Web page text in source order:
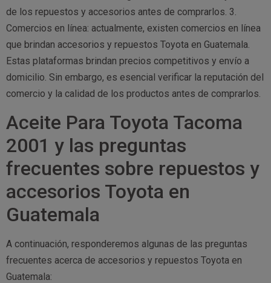
de los repuestos y accesorios antes de comprarlos. 3.
Comercios en línea: actualmente, existen comercios en línea
que brindan accesorios y repuestos Toyota en Guatemala.
Estas plataformas brindan precios competitivos y envío a
domicilio. Sin embargo, es esencial verificar la reputación del
comercio y la calidad de los productos antes de comprarlos.
Aceite Para Toyota Tacoma
2001 y las preguntas
frecuentes sobre repuestos y
accesorios Toyota en
Guatemala
A continuación, responderemos algunas de las preguntas
frecuentes acerca de accesorios y repuestos Toyota en
Guatemala: